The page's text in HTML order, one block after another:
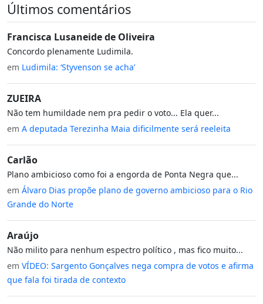
Últimos comentários
Francisca Lusaneide de Oliveira
Concordo plenamente Ludimila.
em Ludimila: ‘Styvenson se acha’
ZUEIRA
Não tem humildade nem pra pedir o voto... Ela quer...
em A deputada Terezinha Maia dificilmente será reeleita
Carlão
Plano ambicioso como foi a engorda de Ponta Negra que...
em Álvaro Dias propõe plano de governo ambicioso para o Rio
Grande do Norte
Araújo
Não milito para nenhum espectro político , mas fico muito...
em VÍDEO: Sargento Gonçalves nega compra de votos e afirma
que fala foi tirada de contexto